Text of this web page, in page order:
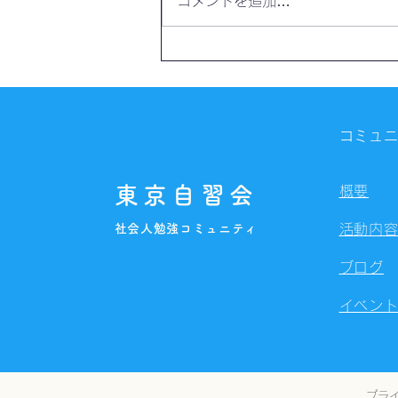
東京自習会
社会人勉強コミュニティ
コミュ
概要
活動内容
ブログ
イベント
プラ